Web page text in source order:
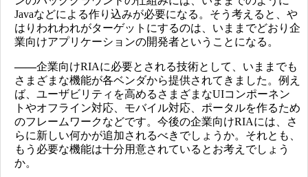
Javaなどによる作り込みが必要になる。そう考えると、や
はりわれわれがターゲットにするのは、いままでどおり企
業向けアプリケーションの開発者ということになる。
――企業向けRIAに必要とされる技術として、いままでも
さまざまな機能が各ベンダから提供されてきました。例え
ば、ユーザビリティを高めるさまざまなUIコンポーネン
トやオフライン対応、モバイル対応、ポータルを作るため
のフレームワークなどです。今後の企業向けRIAには、さ
らに新しい何かが追加されるべきでしょうか。それとも、
もう必要な機能は十分用意されているとお考えでしょう
か。